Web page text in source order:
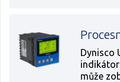
Dynisco
indikátor
může